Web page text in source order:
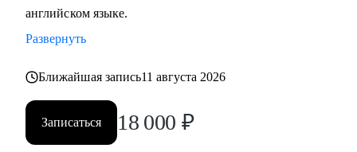
английском языке.
Развернуть
Ближайшая запись11 августа 2026
Записаться 18 000 ₽